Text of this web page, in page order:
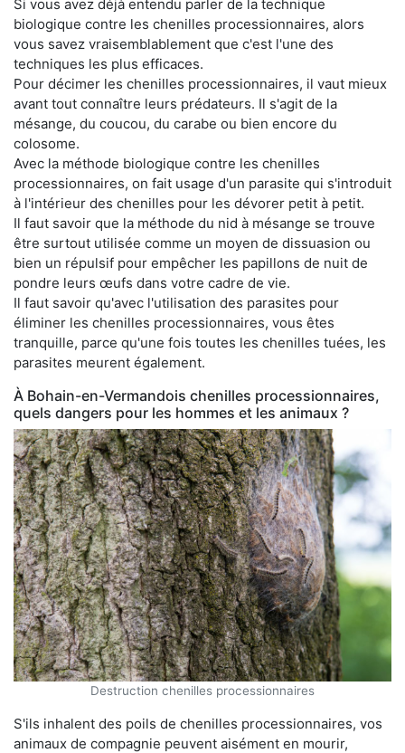
Si vous avez déjà entendu parler de la technique
biologique contre les chenilles processionnaires, alors
vous savez vraisemblablement que c'est l'une des
techniques les plus efficaces.
Pour décimer les chenilles processionnaires, il vaut mieux
avant tout connaître leurs prédateurs. Il s'agit de la
mésange, du coucou, du carabe ou bien encore du
colosome.
Avec la méthode biologique contre les chenilles
processionnaires, on fait usage d'un parasite qui s'introduit
à l'intérieur des chenilles pour les dévorer petit à petit.
Il faut savoir que la méthode du nid à mésange se trouve
être surtout utilisée comme un moyen de dissuasion ou
bien un répulsif pour empêcher les papillons de nuit de
pondre leurs œufs dans votre cadre de vie.
Il faut savoir qu'avec l'utilisation des parasites pour
éliminer les chenilles processionnaires, vous êtes
tranquille, parce qu'une fois toutes les chenilles tuées, les
parasites meurent également.
À Bohain-en-Vermandois chenilles processionnaires,
quels dangers pour les hommes et les animaux ?
Destruction chenilles processionnaires
S'ils inhalent des poils de chenilles processionnaires, vos
animaux de compagnie peuvent aisément en mourir,